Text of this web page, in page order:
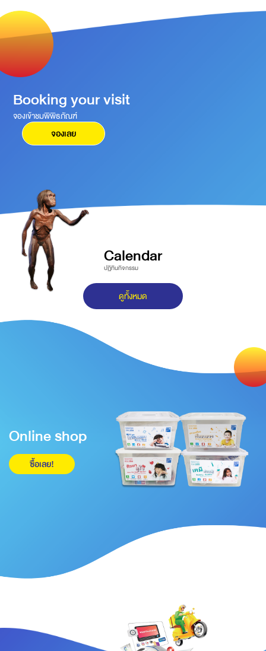
การตื่นตัวด้านการวิจัยและพัฒนาทางวิทยาศาสตร์ และเทคโนโลยีในชีวิตประจำ
วัน ส่งผลต่อการยกระดับสภาพความเป็นอยู่ของประชาชน และการพัฒนา
ประเทศอย่างมีประสิทธิภาพคณะรัฐมนตรีในครั้งนั้นจึงได้ดำเนิน
Booking your visit
จองเข้าชมพิพิธภัณฑ์
จองเลย
Calendar
ปฏิทินกิจกรรม
ดูทั้งหมด
Online shop
ซื้อเลย!